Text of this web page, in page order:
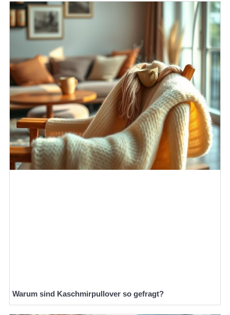
Warum sind Kaschmirpullover so gefragt?